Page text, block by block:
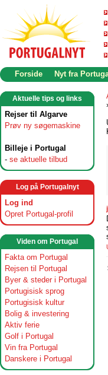
Forside Nyt fra
Aktuelle tips og links
Rejser til Algarve
Prøv ny søgemaskine
Billeje i Portugal
- se aktuelle tilbud
Log på Portugalnyt
Log ind
Opret Portugal-profil
Viden om Portugal
Fakta om Portugal
Rejsen til Portugal
Byer & steder i Portugal
Portugisisk sprog
Portugisisk kultur
Bolig & investering
Aktiv ferie
Golf i Portugal
Vin fra Portugal
Danskere i Portugal